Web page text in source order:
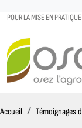
POUR LA MISE EN
Accueil AccueilTémoignages